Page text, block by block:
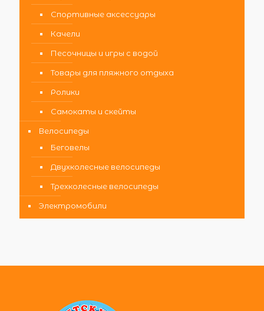
Спортивные аксессуары
Качели
Песочницы и игры с водой
Товары для пляжного отдыха
Ролики
Самокаты и скейты
Велосипеды
Беговелы
Двухколесные велосипеды
Трехколесные велосипеды
Электромобили